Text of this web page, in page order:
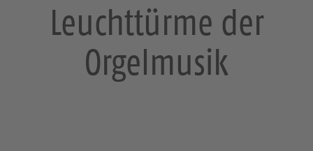
Leuchttürme der
Orgelmusik